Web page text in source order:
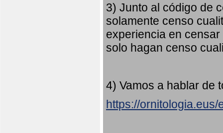
3) Junto al código de
solamente censo
experiencia en
solo hagan censo
4) Vamos a hablar de
https://